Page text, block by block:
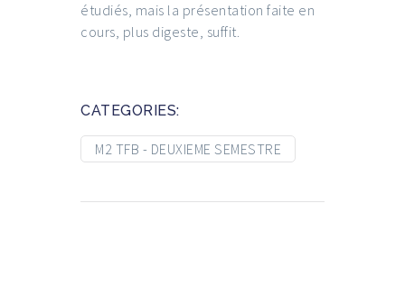
étudiés, mais la présentation faite en
cours, plus digeste, suffit.
CATEGORIES:
M2 TFB - DEUXIEME SEMESTRE